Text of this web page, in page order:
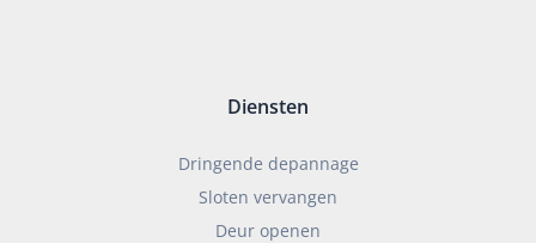
Diensten
Dringende depannage
Sloten vervangen
Deur openen